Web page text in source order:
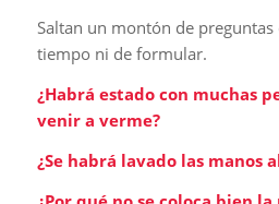
Saltan un montón de
tiempo ni de formular.
¿Habrá estado con muchas
venir a verme?
¿Se habrá lavado las manos